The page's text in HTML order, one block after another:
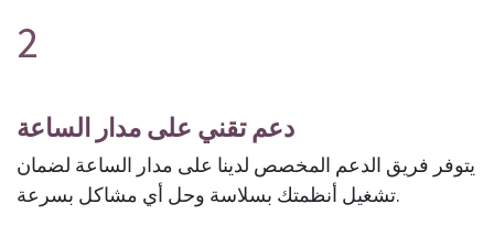
2
دعم تقني على مدار الساعة
يتوفر فريق الدعم المخصص لدينا على مدار الساعة لضمان
تشغيل أنظمتك بسلاسة وحل أي مشاكل بسرعة.